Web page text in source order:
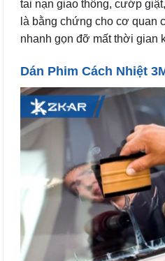
tai nạn giao thông, cướp
là bằng chứng cho cơ quan
nhanh gọn đỡ mất thời gian
Dán Phim Cách Nhiệt